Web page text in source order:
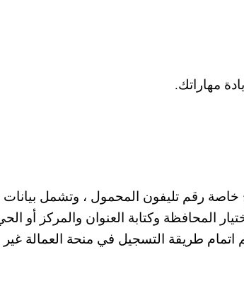
مهاراتك.
رقم تليفون المحمول ، وتشمل بيانات
المحافظة وكتابة العنوان والمركز أو
اتمام طريقة التسجيل في منحة العمالة غير